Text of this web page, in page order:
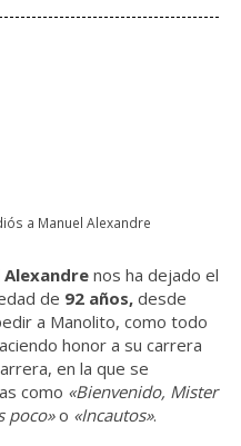
a Manuel Alexandre
Alexandre nos ha dejado el
de 92 años, desde
a Manolito, como todo
honor a su carrera
en la que se
como «Bienvenido, Mister
poco»o «Incautos».